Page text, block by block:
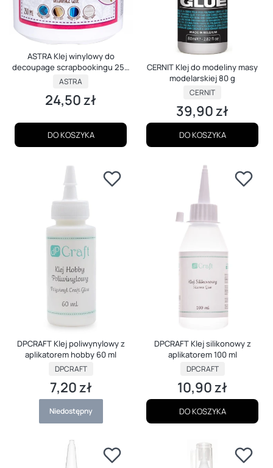
ASTRA Klej winylowy do
decoupage scrapbookingu 250
ml
PRODUCENT
ASTRA
Cena
24,50 zł
DO KOSZYKA
CERNIT Klej do modeliny masy
modelarskiej 80 g
PRODUCENT
CERNIT
Cena
39,90 zł
DO KOSZYKA
DPCRAFT Klej poliwynylowy z
aplikatorem hobby 60 ml
PRODUCENT
DPCRAFT
Cena
7,20 zł
Niedostępny
DPCRAFT Klej silikonowy z
aplikatorem 100 ml
PRODUCENT
DPCRAFT
Cena
10,90 zł
DO KOSZYKA